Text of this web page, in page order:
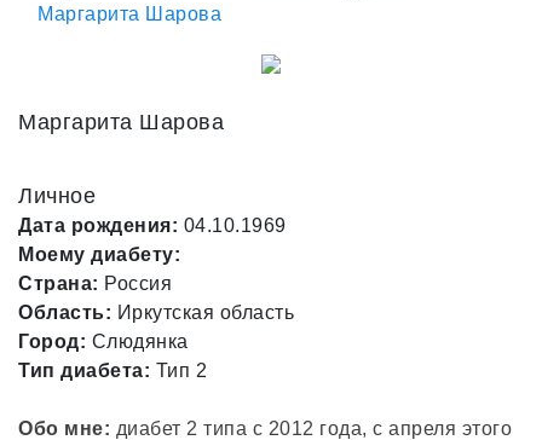
Маргарита Шарова
Маргарита Шарова
Личное
Дата рождения: 04.10.1969
Моему диабету:
Страна: Россия
Область: Иркутская область
Город: Слюдянка
Тип диабета: Тип 2
Обо мне: диабет 2 типа с 2012 года, с апреля этого